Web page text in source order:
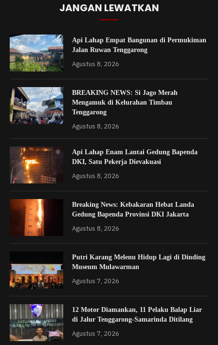
JANGAN LEWATKAN
Api Lahap Empat Bangunan di Permukiman
Jalan Ruwan Tenggarong
Agustus 8, 2026
BREAKING NEWS: Si Jago Merah
Mengamuk di Kelurahan Timbau
Tenggarong
Agustus 8, 2026
Api Lahap Enam Lantai Gedung Bapenda
DKI, Satu Pekerja Dievakuasi
Agustus 8, 2026
Breaking News: Kebakaran Hebat Landa
Gedung Bapenda Provinsi DKI Jakarta
Agustus 8, 2026
Putri Karang Melenu Hidup Lagi di Dinding
Museum Mulawarman
Agustus 7, 2026
12 Motor Diamankan, 11 Pelaku Balap Liar
di Jalur Tenggarong-Samarinda Ditilang
Agustus 7, 2026